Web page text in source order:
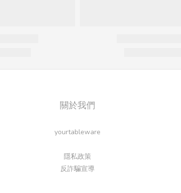
關於我們
yourtableware
隱私政策
反詐騙宣導